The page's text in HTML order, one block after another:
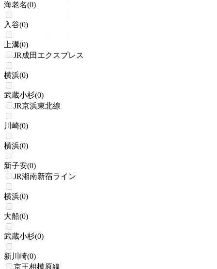
海老名(0)
入谷(0)
上溝(0)
JR成田エクスプレス
横浜(0)
武蔵小杉(0)
JR京浜東北線
川崎(0)
横浜(0)
新子安(0)
JR湘南新宿ライン
横浜(0)
大船(0)
武蔵小杉(0)
新川崎(0)
京王相模原線